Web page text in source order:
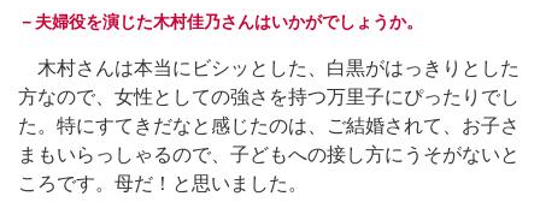
－夫婦役を演じた木村佳乃さんはいかがでしょうか。
木村さんは本当にビシッとした、白黒がはっきりとした
方なので、女性としての強さを持つ万里子にぴったりでし
た。特にすてきだなと感じたのは、ご結婚されて、お子さ
まもいらっしゃるので、子どもへの接し方にうそがないと
ころです。母だ！と思いました。